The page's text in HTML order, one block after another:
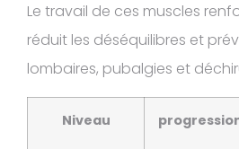
Le travail de ces muscles
réduit les déséquilibres et
lombaires, pubalgies et
Niveau